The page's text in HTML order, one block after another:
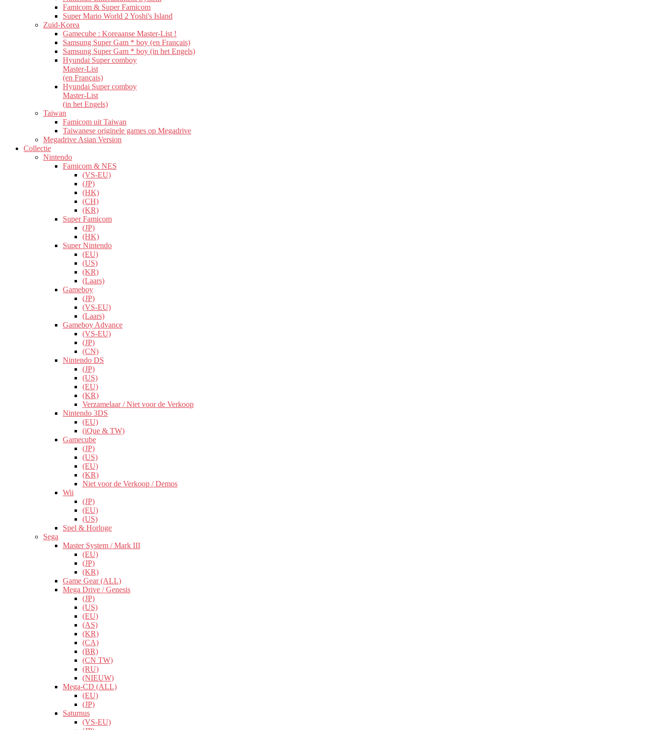
Famicom & Super Famicom
Super Mario World 2 Yoshi's Island
Zuid-Korea
Gamecube : Koreaanse Master-List !
Samsung Super Gam * boy (en Français)
Samsung Super Gam * boy (in het Engels)
Hyundai Super comboy
Master-List
(en Français)
Hyundai Super comboy
Master-List
(in het Engels)
Taiwan
Famicom uit Taiwan
Taiwanese originele games op Megadrive
Megadrive Asian Version
Collectie
Nintendo
Famicom & NES
(VS-EU)
(JP)
(HK)
(CH)
(KR)
Super Famicom
(JP)
(HK)
Super Nintendo
(EU)
(US)
(KR)
(Laars)
Gameboy
(JP)
(VS-EU)
(Laars)
Gameboy Advance
(VS-EU)
(JP)
(CN)
Nintendo DS
(JP)
(US)
(EU)
(KR)
Verzamelaar / Niet voor de Verkoop
Nintendo 3DS
(EU)
(iQue & TW)
Gamecube
(JP)
(US)
(EU)
(KR)
Niet voor de Verkoop / Demos
Wii
(JP)
(EU)
(US)
Spel & Horloge
Sega
Master System / Mark III
(EU)
(JP)
(KR)
Game Gear (ALL)
Mega Drive / Genesis
(JP)
(US)
(EU)
(AS)
(KR)
(CA)
(BR)
(CN TW)
(RU)
(NIEUW)
Mega-CD (ALL)
(EU)
(JP)
Saturnus
(VS-EU)